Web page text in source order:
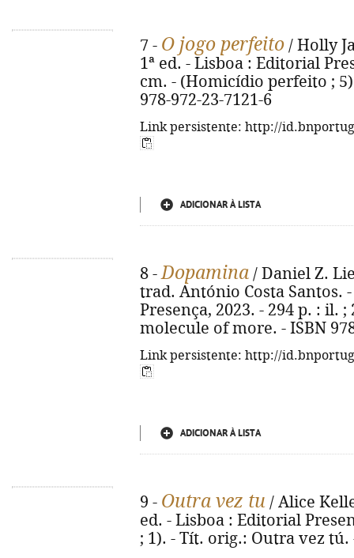
7 - O jogo perfeito / Holly
1ª ed. - Lisboa : Editorial
cm. - (Homicídio perfeito ;
978-972-23-7121-6
Link persistente: http://
ADICIONAR À LISTA
8 -Dopamina / Daniel Z.
trad. António Costa Santos.
Presença, 2023. - 294 p. : il.
molecule of more. - ISBN
Link persistente: http://
ADICIONAR À LISTA
9 - Outra vez tu / Alice
ed. - Lisboa : Editorial
; 1). - Tít. orig.: Outra vez tú.